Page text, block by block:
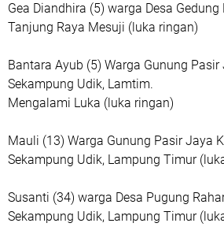
Gea Diandhira (5) warga Desa
Tanjung Raya Mesuji (luka ringan)
Bantara Ayub (5) Warga Gunung
Sekampung Udik, Lamtim.
Mengalami Luka (luka ringan)
Mauli (13) Warga Gunung Pasir Jaya
Sekampung Udik, Lampung Timur
Susanti (34) warga Desa Pugung
Sekampung Udik, Lampung Timur